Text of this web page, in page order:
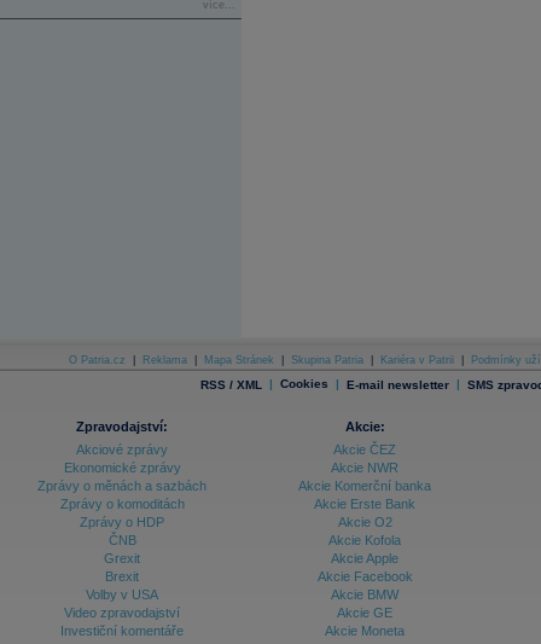
více...
O Patria.cz Reklama Mapa Stránek Skupina Patria Kariéra v Patrii Podmínky
RSS / XML | Cookies | E-mail newsletter | SMS
Zpravodajství:
Akciové zprávy
Ekonomické zprávy
Zprávy o měnách a sazbách
Zprávy o komoditách
Zprávy o HDP
ČNB
Grexit
Brexit
Volby v USA
Video zpravodajství
Investiční komentáře
Akcie:
Akcie ČEZ
Akcie NWR
Akcie Komerční banka
Akcie Erste Bank
Akcie O2
Akcie Kofola
Akcie Apple
Akcie Facebook
Akcie BMW
Akcie GE
Akcie Moneta